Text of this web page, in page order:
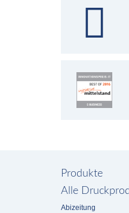
Produkte
Alle
Abizeitung